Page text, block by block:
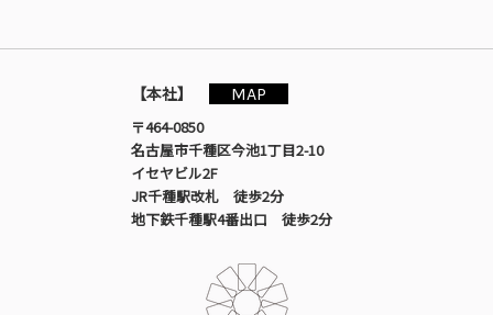
【本社】
MAP
〒464-0850
名古屋市千種区今池1丁目2-10
イセヤビル2F
JR千種駅改札 徒歩2分
地下鉄千種駅4番出口 徒歩2分